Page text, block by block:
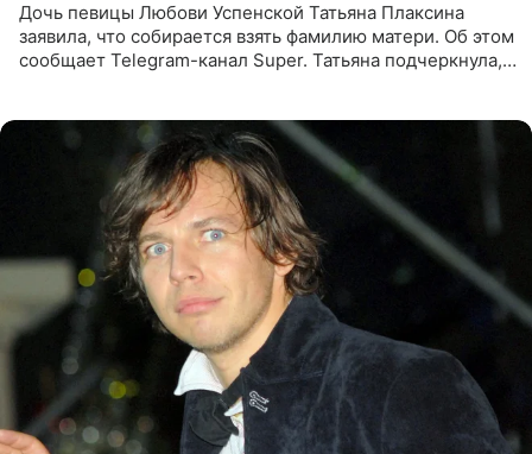
Дочь певицы Любови Успенской Татьяна Плаксина
заявила, что собирается взять фамилию матери. Об этом
сообщает Telegram-канал Super. Татьяна подчеркнула,